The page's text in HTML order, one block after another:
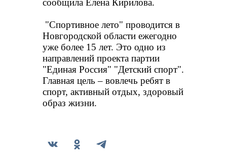
сообщила Елена Кирилова.
Новгородской области ежегодно
уже более 15 лет. Это одно из
направлений проекта партии
"Единая Россия" "Детский спорт".
Главная цель – вовлечь ребят в
спорт, активный отдых, здоровый
образ жизни.